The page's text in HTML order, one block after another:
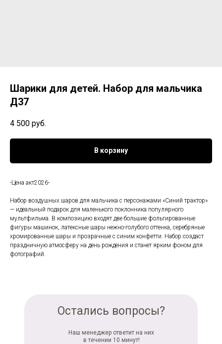
Шарики для детей. Набор для мальчика
Д37
4 500 руб.
В корзину
-Цена акт2026-
Набор воздушных шаров для мальчика с персонажами «Синий трактор»
— идеальный подарок для маленького поклонника популярного
мультфильма. В композицию входят две большие фольгированные
фигуры машинок, латексные шары нежно-голубого оттенка, серебряные
хромированные шары и прозрачные с синим конфетти. Набор создаст
праздничную атмосферу на день рождения и станет ярким фоном для
фотографий.
Остались вопросы?
Наш менеджер ответит на них
в течении 10 минут!